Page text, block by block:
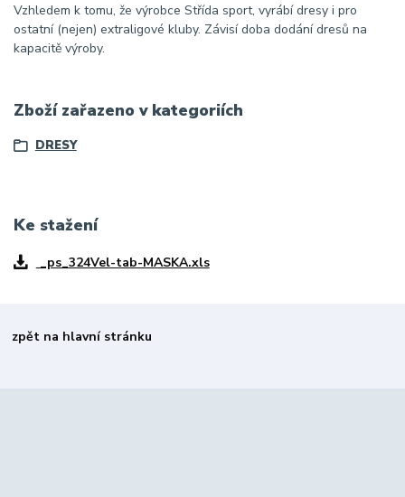
Vzhledem k tomu, že výrobce Střída sport, vyrábí dresy i pro
ostatní (nejen) extraligové kluby. Závisí doba dodání dresů na
kapacitě výroby.
Zboží zařazeno v kategoriích
DRESY
Ke stažení
_ps_324Vel-tab-MASKA.xls
zpět na hlavní stránku